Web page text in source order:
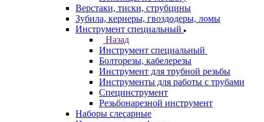
Верстаки, тиски, струбцины
Зубила, кернеры, гвоздодеры, ломы
Инструмент специальный
Назад
Инструмент специальный
Болторезы, кабелерезы
Инструмент для трубной резьбы
Инструменты для работы с трубами
Специнструмент
Резьбонарезной инструмент
Наборы слесарные